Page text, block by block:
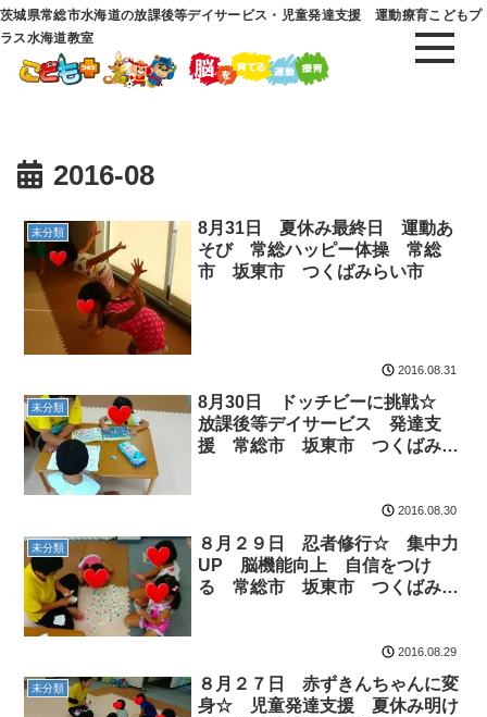
茨城県常総市水海道の放課後等デイサービス・児童発達支援 運動療育こどもプ
ラス水海道教室
2016-08
未分類
8月31日 夏休み最終日 運動あ
そび 常総ハッピー体操 常総
市 坂東市 つくばみらい市
2016.08.31
未分類
8月30日 ドッチビーに挑戦☆
放課後等デイサービス 発達支
援 常総市 坂東市 つくばみら
2016.08.30
未分類
８月２９日 忍者修行☆ 集中力
UP 脳機能向上 自信をつけ
る 常総市 坂東市 つくばみら
2016.08.29
未分類
８月２７日 赤ずきんちゃんに変
身☆ 児童発達支援 夏休み明け